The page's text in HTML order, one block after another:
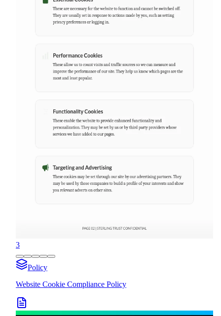
3
Policy
Website Cookie Compliance Policy